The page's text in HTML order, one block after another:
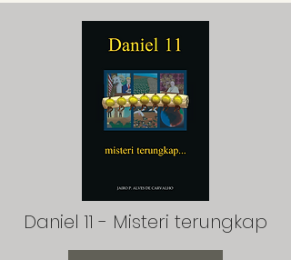
Daniel 11 - Misteri terungkap